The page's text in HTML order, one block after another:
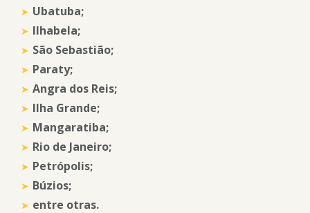
Ubatuba;
Ilhabela;
São Sebastião;
Paraty;
Angra dos Reis;
Ilha Grande;
Mangaratiba;
Rio de Janeiro;
Petrópolis;
Búzios;
entre otras.